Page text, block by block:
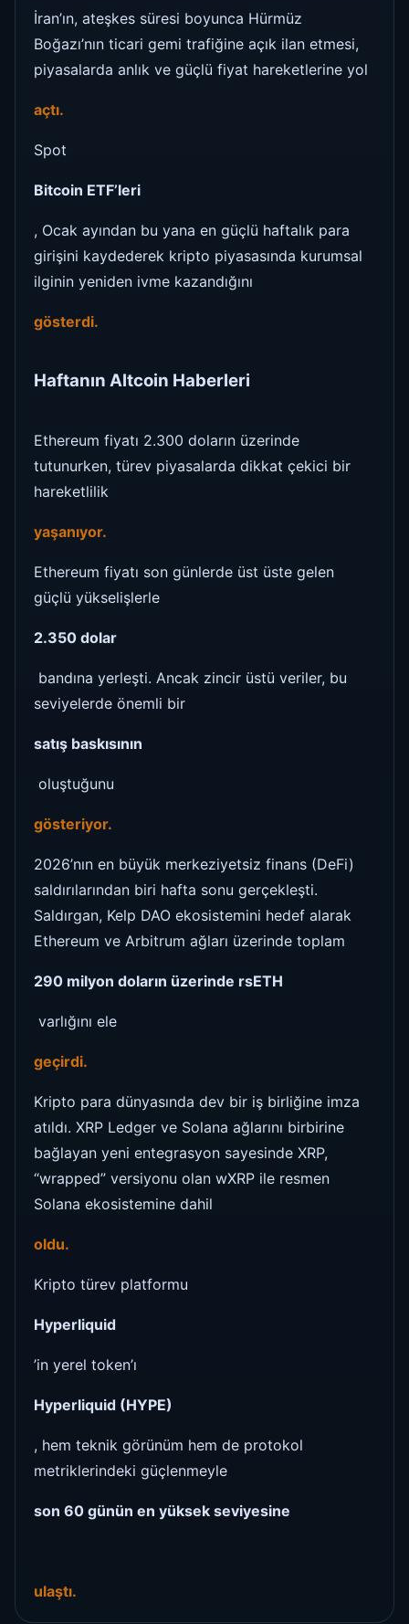
İran’ın, ateşkes süresi boyunca Hürmüz
Boğazı’nın ticari gemi trafiğine açık ilan etmesi,
piyasalarda anlık ve güçlü fiyat hareketlerine yol
açtı.
Spot
Bitcoin ETF’leri
, Ocak ayından bu yana en güçlü haftalık para
girişini kaydederek kripto piyasasında kurumsal
ilginin yeniden ivme kazandığını
gösterdi.
Haftanın Altcoin Haberleri
Ethereum fiyatı 2.300 doların üzerinde
tutunurken, türev piyasalarda dikkat çekici bir
hareketlilik
yaşanıyor.
Ethereum fiyatı son günlerde üst üste gelen
güçlü yükselişlerle
2.350 dolar
bandına yerleşti. Ancak zincir üstü veriler, bu
seviyelerde önemli bir
satış baskısının
oluştuğunu
gösteriyor.
2026’nın en büyük merkeziyetsiz finans (DeFi)
saldırılarından biri hafta sonu gerçekleşti.
Saldırgan, Kelp DAO ekosistemini hedef alarak
Ethereum ve Arbitrum ağları üzerinde toplam
290 milyon doların üzerinde rsETH
varlığını ele
geçirdi.
Kripto para dünyasında dev bir iş birliğine imza
atıldı. XRP Ledger ve Solana ağlarını birbirine
bağlayan yeni entegrasyon sayesinde XRP,
“wrapped” versiyonu olan wXRP ile resmen
Solana ekosistemine dahil
oldu.
Kripto türev platformu
Hyperliquid
’in yerel token’ı
Hyperliquid (HYPE)
, hem teknik görünüm hem de protokol
metriklerindeki güçlenmeyle
son 60 günün en yüksek seviyesine
ulaştı.